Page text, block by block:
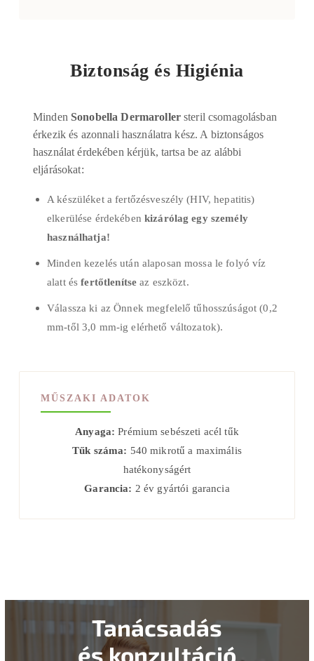
Biztonság és Higiénia
Minden Sonobella Dermarollersteril csomagolásban
érkezik és azonnali használatra kész. A biztonságos
használat érdekében kérjük, tartsa be az alábbi
eljárásokat:
A készüléket a fertőzésveszély (HIV, hepatitis)
elkerülése érdekében kizárólag egy személy
használhatja!
Minden kezelés után alaposan mossa le folyó víz
alatt ésfertőtlenítse az eszközt.
Válassza ki az Önnek megfelelő tűhosszúságot (0,2
mm-től 3,0 mm-ig elérhető változatok).
MŰSZAKI ADATOK
Anyaga: Prémium sebészeti acél tűk
Tűk száma: 540 mikrotű a maximális
hatékonyságért
Garancia: 2 év gyártói garancia
Tanácsadás
és konzultáció